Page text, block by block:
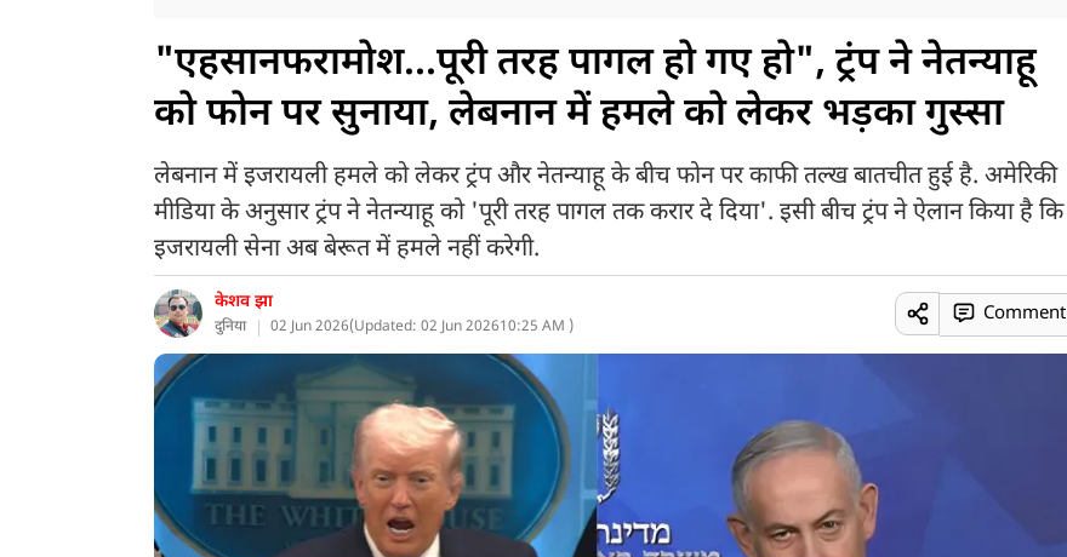
"एहसानफरामोश...पूरी तरह पागल हो गए हो", ट्रंप ने नेतन्याहू
को फोन पर सुनाया, लेबनान में हमले को लेकर भड़का गुस्सा
लेबनान में इजरायली हमले को लेकर ट्रंप और नेतन्याहू के बीच फोन पर काफी तल्ख बातचीत हुई है. अमेरिकी
मीडिया के अनुसार ट्रंप ने नेतन्याहू को 'पूरी तरह पागल तक करार दे दिया'. इसी बीच ट्रंप ने ऐलान किया है कि
इजरायली सेना अब बेरूत में हमले नहीं करेगी.
केशव झा
दुनिया 02 Jun 2026(Updated: 02 Jun 202610:25 AM )
Comment